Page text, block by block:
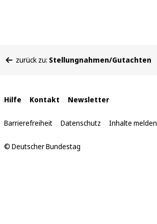
befinden
zurück zu: Stellungnahmen/Gutachten
Interne
Links
Hilfe Kontakt Newsletter
Barrierefreiheit Datenschutz Inhalte melden
© Deutscher Bundestag